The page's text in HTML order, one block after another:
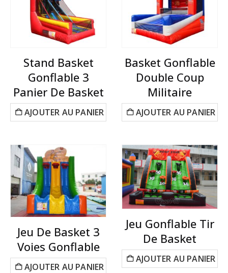
Stand Basket
Gonflable 3
Panier De Basket
AJOUTER AU PANIER
Basket Gonflable
Double Coup
Militaire
AJOUTER AU PANIER
Jeu De Basket 3
Voies Gonflable
AJOUTER AU PANIER
Jeu Gonflable Tir
De Basket
AJOUTER AU PANIER